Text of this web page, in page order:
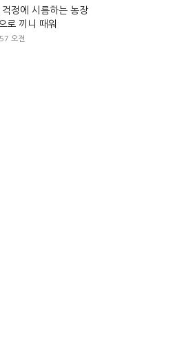
걱정에 시름하는 농장
로 끼니 때워
오전